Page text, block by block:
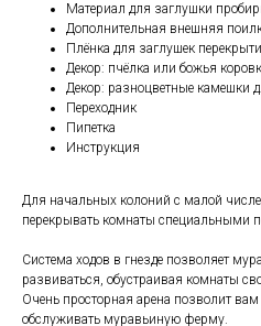
Материал для заглушки
Дополнительная внешняя
Плёнка для заглушек
Декор: пчёлка или божья
Декор: разноцветные камешки
Переходник
Пипетка
Инструкция
Для начальных колоний с малой
перекрывать комнаты специальными
Система ходов в гнезде позволяет
развиваться, обустраивая комнаты
Очень просторная арена позволит вам
обслуживать муравьиную ферму.